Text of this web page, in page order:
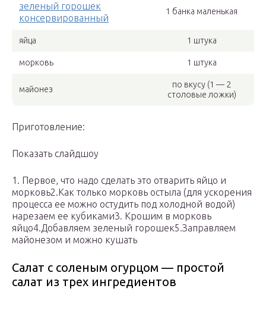
зеленый горошек
консервированный
1 банка маленькая
яйца 1 штука
морковь 1 штука
майонез
по вкусу (1 — 2
столовые ложки)
Приготовление:
Показать слайдшоу
1. Первое, что надо сделать это отварить яйцо и
морковь2.Как только морковь остыла (для ускорения
процесса ее можно остудить под холодной водой)
нарезаем ее кубиками3. Крошим в морковь
яйцо4.Добавляем зеленый горошек5.Заправляем
майонезом и можно кушать
Салат с соленым огурцом — простой
салат из трех ингредиентов